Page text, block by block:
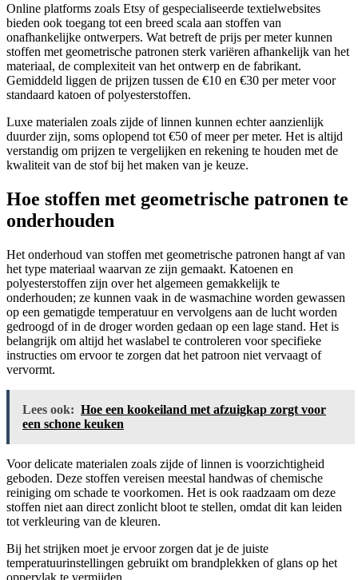
Online platforms zoals Etsy of gespecialiseerde textielwebsites
bieden ook toegang tot een breed scala aan stoffen van
onafhankelijke ontwerpers. Wat betreft de prijs per meter kunnen
stoffen met geometrische patronen sterk variëren afhankelijk van het
materiaal, de complexiteit van het ontwerp en de fabrikant.
Gemiddeld liggen de prijzen tussen de €10 en €30 per meter voor
standaard katoen of polyesterstoffen.
Luxe materialen zoals zijde of linnen kunnen echter aanzienlijk
duurder zijn, soms oplopend tot €50 of meer per meter. Het is altijd
verstandig om prijzen te vergelijken en rekening te houden met de
kwaliteit van de stof bij het maken van je keuze.
Hoe stoffen met geometrische patronen te
onderhouden
Het onderhoud van stoffen met geometrische patronen hangt af van
het type materiaal waarvan ze zijn gemaakt. Katoenen en
polyesterstoffen zijn over het algemeen gemakkelijk te
onderhouden; ze kunnen vaak in de wasmachine worden gewassen
op een gematigde temperatuur en vervolgens aan de lucht worden
gedroogd of in de droger worden gedaan op een lage stand. Het is
belangrijk om altijd het waslabel te controleren voor specifieke
instructies om ervoor te zorgen dat het patroon niet vervaagt of
vervormt.
Lees ook: Hoe een kookeiland met afzuigkap zorgt voor
een schone keuken
Voor delicate materialen zoals zijde of linnen is voorzichtigheid
geboden. Deze stoffen vereisen meestal handwas of chemische
reiniging om schade te voorkomen. Het is ook raadzaam om deze
stoffen niet aan direct zonlicht bloot te stellen, omdat dit kan leiden
tot verkleuring van de kleuren.
Bij het strijken moet je ervoor zorgen dat je de juiste
temperatuurinstellingen gebruikt om brandplekken of glans op het
oppervlak te vermijden.